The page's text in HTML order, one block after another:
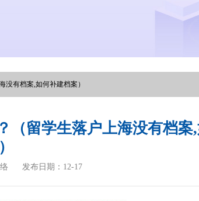
有档案,如何补建档案）
（留学生落户上海没有档案
发布日期：12-17